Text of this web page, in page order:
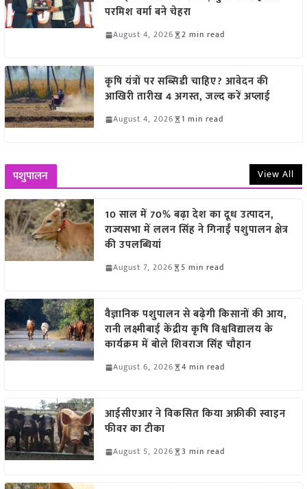
परमिश वर्मा बने चेहरा
August 4, 2026 2 min read
कृषि यंत्रों पर सब्सिडी चाहिए? आवेदन की
आखिरी तारीख 4 अगस्त, जल्द करें अप्लाई
August 4, 2026 1 min read
पशुपालन View All
10 साल में 70% बढ़ा देश का दूध उत्पादन,
राज्यसभा में ललन सिंह ने गिनाईं पशुपालन क्षेत्र
की उपलब्धियां
August 7, 2026 5 min read
वैज्ञानिक पशुपालन से बढ़ेगी किसानों की आय,
रानी लक्ष्मीबाई केंद्रीय कृषि विश्वविद्यालय के
कार्यक्रम में बोले शिवराज सिंह चौहान
August 6, 2026 4 min read
आईसीएआर ने विकसित किया अफ्रीकी स्वाइन
फीवर का टीका
August 5, 2026 3 min read